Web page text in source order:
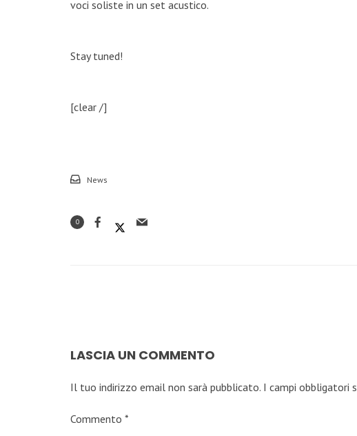
voci soliste in un set acustico.
Stay tuned!
[clear /]
News
0
LASCIA UN COMMENTO
Il tuo indirizzo email non sarà pubblicato. I campi obbligatori
Commento *